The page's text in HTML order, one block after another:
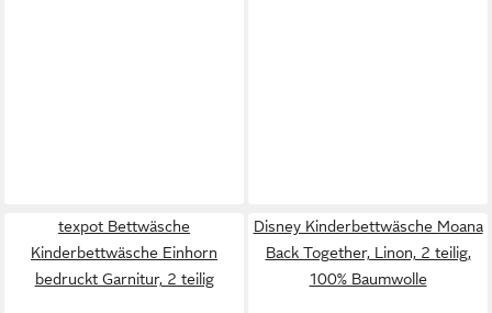
texpot Bettwäsche
Kinderbettwäsche Einhorn
bedruckt Garnitur, 2 teilig
Disney Kinderbettwäsche Moana
Back Together, Linon, 2 teilig,
100% Baumwolle